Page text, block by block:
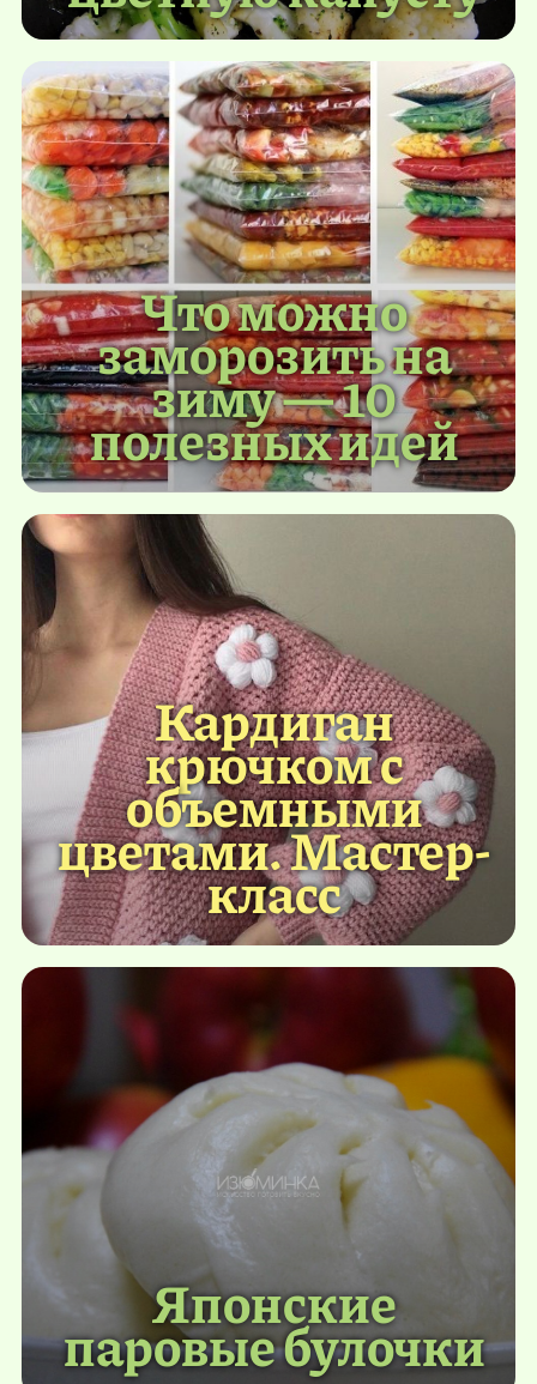
Что можно
заморозить на
зиму — 10
полезных идей
Кардиган
крючком с
объемными
цветами. Мастер-
класс
Японские
паровые булочки